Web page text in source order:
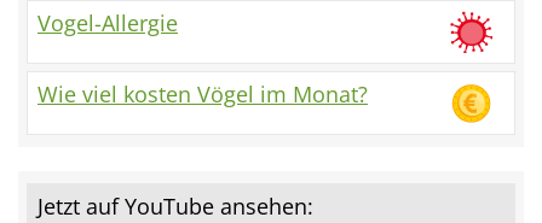
Vogel-Allergie
Wie viel kosten Vögel im Monat?
Jetzt auf YouTube ansehen: